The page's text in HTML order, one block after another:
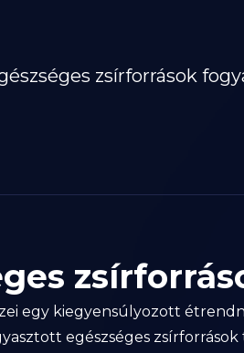
zsírforrások
egy kiegyensúlyozott
egészséges